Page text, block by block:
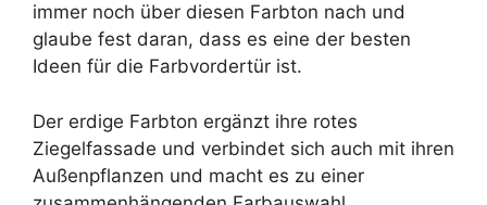
immer noch über diesen Farbton nach und
glaube fest daran, dass es eine der besten
Ideen für die Farbvordertür ist.
Der erdige Farbton ergänzt ihre rotes
Ziegelfassade und verbindet sich auch mit ihren
Außenpflanzen und macht es zu einer